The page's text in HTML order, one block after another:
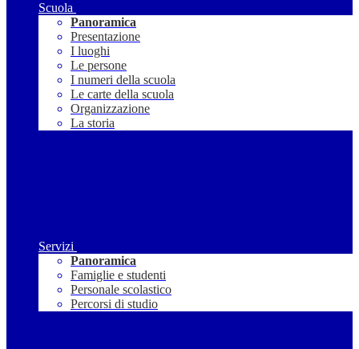
Scuola
Panoramica
Presentazione
I luoghi
Le persone
I numeri della scuola
Le carte della scuola
Organizzazione
La storia
Servizi
Panoramica
Famiglie e studenti
Personale scolastico
Percorsi di studio